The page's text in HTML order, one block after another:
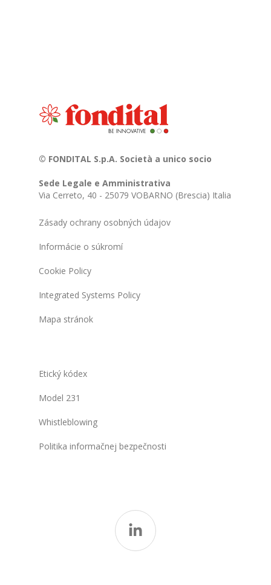
© FONDITAL S.p.A. Società a unico socio
Sede Legale e Amministrativa
Via Cerreto, 40 - 25079 VOBARNO (Brescia) Italia
Zásady ochrany osobných údajov
Informácie o súkromí
Cookie Policy
Integrated Systems Policy
Mapa stránok
Etický kódex
Model 231
Whistleblowing
Politika informačnej bezpečnosti